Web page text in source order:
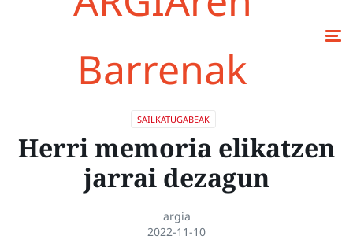
Barrenak
SAILKATUGABEAK
Herri memoria elikatzen
jarrai dezagun
argia
2022-11-10